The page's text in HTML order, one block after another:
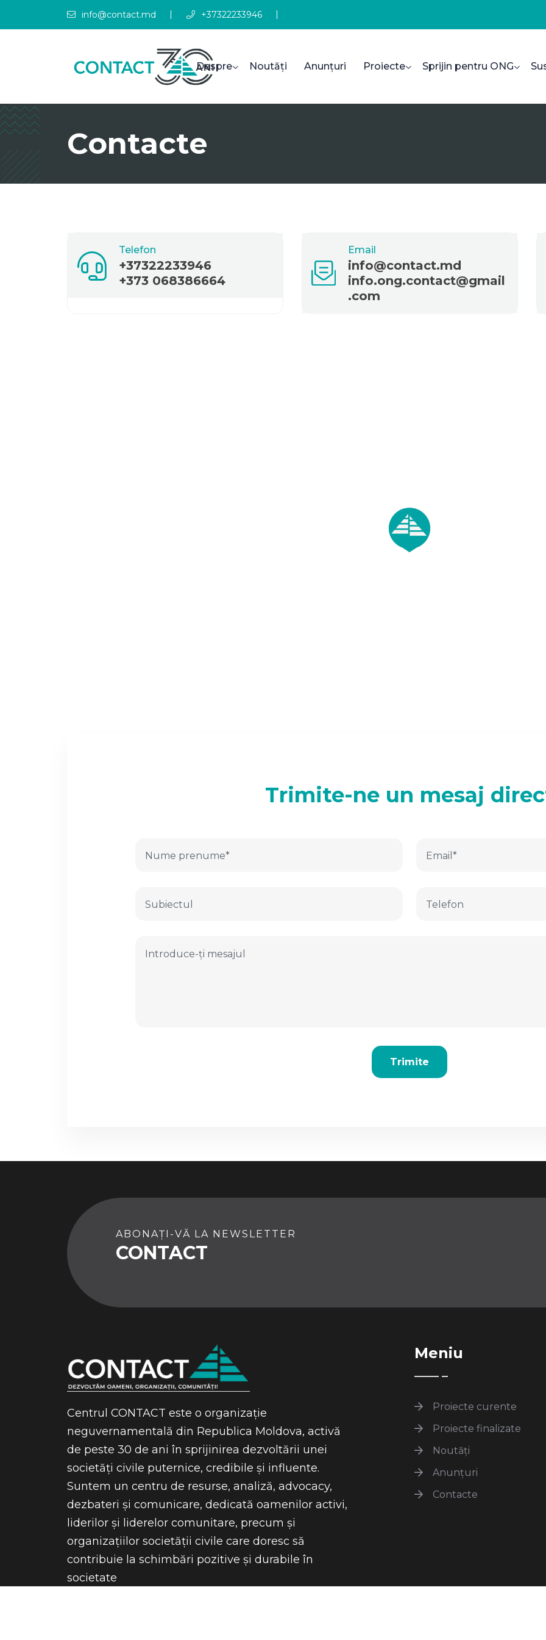
info@contact.md +37322233946
Despre Noutăți Anunțuri Proiecte Sprijin pentru ONG
Contacte
Telefon
+37322233946
+373 068386664
Email
info@contact.md
info.ong.contact@gmail
.com
Trimite-ne un mesaj
Trimite
ABONAȚI-VĂ LA NEWSLETTER
CONTACT
Centrul CONTACT este o organizație
neguvernamentală din Republica Moldova, activă
de peste 30 de ani în sprijinirea dezvoltării unei
societăți civile puternice, credibile și influente.
Suntem un centru de resurse, analiză, advocacy,
dezbateri și comunicare, dedicată oamenilor activi,
liderilor și liderelor comunitare, precum și
organizațiilor societății civile care doresc să
contribuie la schimbări pozitive și durabile în
societate
Meniu
Proiecte curente
Proiecte finalizate
Noutăți
Anunțuri
Contacte